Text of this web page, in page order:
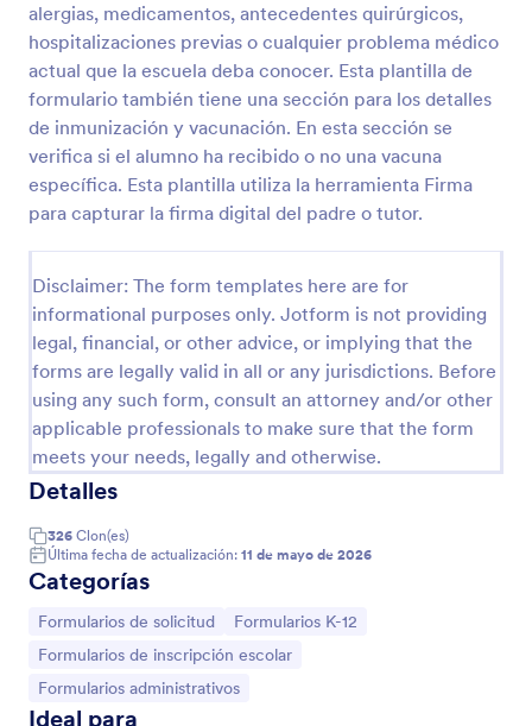
alergias, medicamentos, antecedentes quirúrgicos,
hospitalizaciones previas o cualquier problema médico
actual que la escuela deba conocer. Esta plantilla de
formulario también tiene una sección para los detalles
de inmunización y vacunación. En esta sección se
verifica si el alumno ha recibido o no una vacuna
específica. Esta plantilla utiliza la herramienta Firma
para capturar la firma digital del padre o tutor.
Disclaimer: The form templates here are for
informational purposes only. Jotform is not providing
legal, financial, or other advice, or implying that the
forms are legally valid in all or any jurisdictions. Before
using any such form, consult an attorney and/or other
applicable professionals to make sure that the form
meets your needs, legally and otherwise.
Detalles
326 Clon(es)
Última fecha de actualización: 11 de mayo de 2026
Categorías
Ir a Categoría:
Formularios de solicitud Ir a Categoría:
Formularios K-12
Ir a Categoría:
Formularios de inscripción escolar
Ir a Categoría:
Formularios administrativos
Ideal para
de estudios teológicos o bíblicos.
Go to Category:
Formularios de educación
Usar plantilla